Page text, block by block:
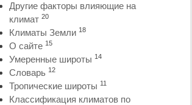
Другие факторы влияющие на
климат 20
Климаты Земли 18
О сайте 15
Умеренные широты 14
Словарь 12
Тропические широты 11
Классификация климатов по